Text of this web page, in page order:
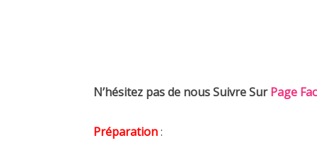
N’hésitez pas de nous Suivre SurPage
Préparation: